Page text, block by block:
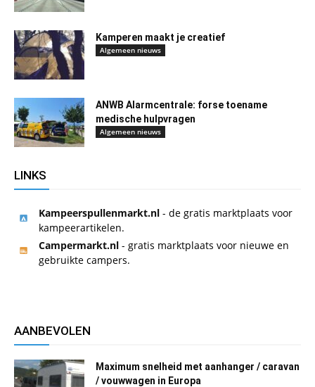
Kamperen maakt je creatief
Algemeen nieuws
ANWB Alarmcentrale: forse toename
medische hulpvragen
Algemeen nieuws
LINKS
Kampeerspullenmarkt.nl - de gratis marktplaats voor
kampeerartikelen.
Campermarkt.nl - gratis marktplaats voor nieuwe en
gebruikte campers.
AANBEVOLEN
Maximum snelheid met aanhanger / caravan
/ vouwwagen in Europa